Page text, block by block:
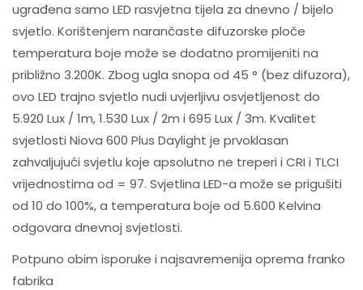
ugrađena samo LED rasvjetna tijela za dnevno / bijelo
svjetlo. Korištenjem narančaste difuzorske ploče
temperatura boje može se dodatno promijeniti na
približno 3.200K. Zbog ugla snopa od 45 ° (bez difuzora),
ovo LED trajno svjetlo nudi uvjerljivu osvjetljenost do
5.920 Lux / 1m, 1.530 Lux / 2m i 695 Lux / 3m. Kvalitet
svjetlosti Niova 600 Plus Daylight je prvoklasan
zahvaljujući svjetlu koje apsolutno ne treperi i CRI i TLCI
vrijednostima od = 97. Svjetlina LED-a može se prigušiti
od 10 do 100%, a temperatura boje od 5.600 Kelvina
odgovara dnevnoj svjetlosti.
Potpuno obim isporuke i najsavremenija oprema franko
fabrika